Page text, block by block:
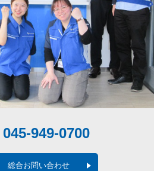
045-949-0700
総合お問い合わせ